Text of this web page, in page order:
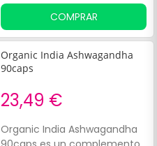
ashwagandha, que
favorece:La disminución de la
sensación de cansancio o
fatiga.
COMPRAR
Organic India Ashwagandha
90caps
23,49 €
Organic India Ashwagandha